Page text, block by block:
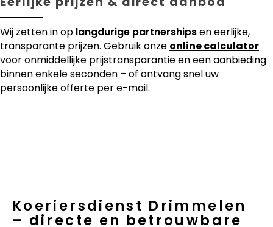
Wij zetten in op langdurige partnershipsen eerlijke,
transparante prijzen. Gebruik onze online calculator
voor onmiddellijke prijstransparantie en een aanbieding
binnen enkele seconden – of ontvang snel uw
persoonlijke offerte per e-mail.
Koeriersdienst Drimmelen
– directe en betrouwbare